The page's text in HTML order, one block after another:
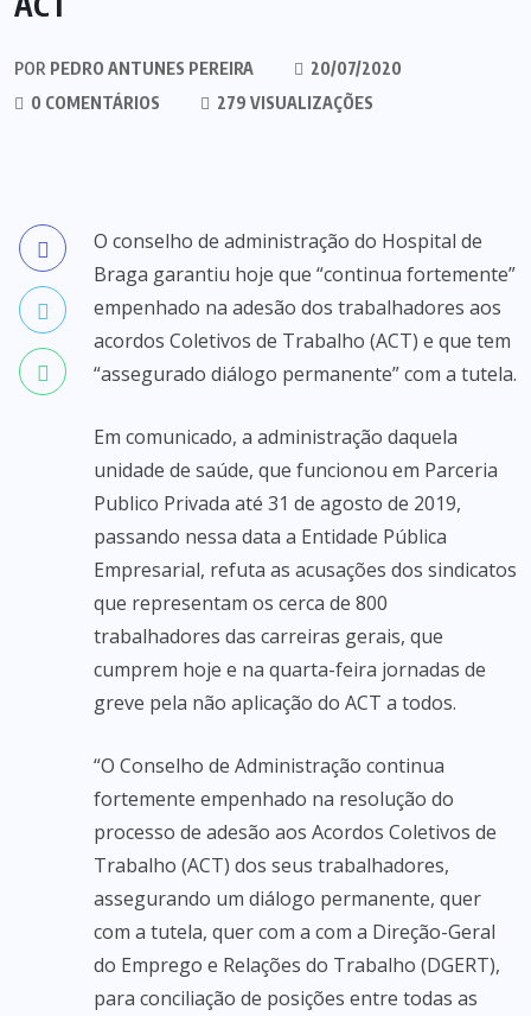
POR PEDRO ANTUNES PEREIRA
20/07/2020
0 COMENTÁRIOS
279 VISUALIZAÇÕES
O conselho de administração do Hospital de
Braga garantiu hoje que “continua fortemente”
empenhado na adesão dos trabalhadores aos
acordos Coletivos de Trabalho (ACT) e que tem
“assegurado diálogo permanente” com a tutela.
Em comunicado, a administração daquela
unidade de saúde, que funcionou em Parceria
Publico Privada até 31 de agosto de 2019,
passando nessa data a Entidade Pública
Empresarial, refuta as acusações dos sindicatos
que representam os cerca de 800
trabalhadores das carreiras gerais, que
cumprem hoje e na quarta-feira jornadas de
greve pela não aplicação do ACT a todos.
“O Conselho de Administração continua
fortemente empenhado na resolução do
processo de adesão aos Acordos Coletivos de
Trabalho (ACT) dos seus trabalhadores,
assegurando um diálogo permanente, quer
com a tutela, quer com a com a Direção-Geral
do Emprego e Relações do Trabalho (DGERT),
para conciliação de posições entre todas as